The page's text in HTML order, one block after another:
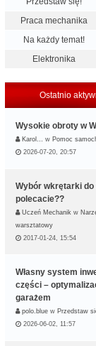
Praca mechanika
Na każdy temat!
Elektronika
Ostatnio
Wysokie obroty w
Karol… w Pomoc
2026-07-20, 20:57
Wybór wkrętarki do
polecacie??
Uczeń Mechanik w
warsztatowy
2017-01-24, 15:54
Własny system
części –
garażem
polo.blue w Przedstaw
2026-06-02, 11:57